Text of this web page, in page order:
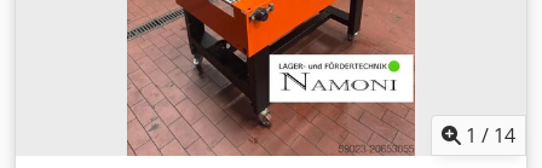
Sjpfx Akqokr Lengte: 2600 mm Breedte: 2000 mm Hoogte:
1500 mm 22726
1 / 14